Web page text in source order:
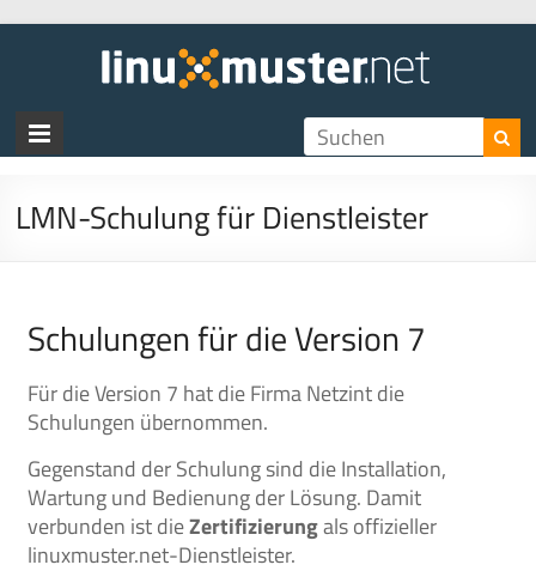
LMN-Schulung für Dienstleister
Schulungen für die Version 7
Für die Version 7 hat die Firma Netzint die
Schulungen übernommen.
Gegenstand der Schulung sind die Installation,
Wartung und Bedienung der Lösung. Damit
verbunden ist dieZertifizierungals offizieller
linuxmuster.net-Dienstleister.